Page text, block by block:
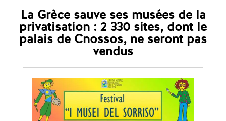
La Grèce sauve ses musées de la
privatisation : 2 330 sites, dont le
palais de Cnossos, ne seront pas
vendus